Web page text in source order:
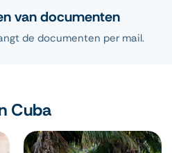
van documenten
de documenten per mail.
Cuba